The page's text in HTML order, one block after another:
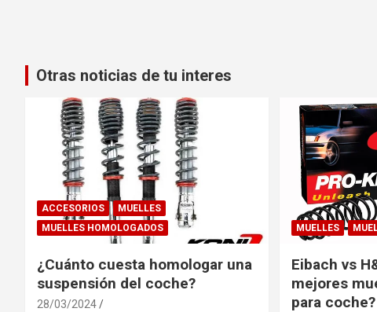
Otras noticias de tu interes
ACCESORIOS
MUELLES
MUELLES HOMOLOGADOS
¿Cuánto cuesta homologar una
suspensión del coche?
28/03/2024
MUELLES
Eibach vs
mejores
para coche?